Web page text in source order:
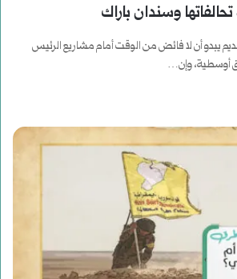
وسندان باراك
يبدو أن لا فائض من الوقت أمام مشاريع الرئيس
أوسطية، وإن…